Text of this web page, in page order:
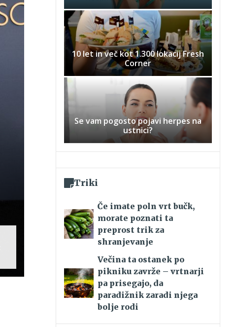
10 let in več kot 1.300 lokacij Fresh
Corner
Se vam pogosto pojavi herpes na
ustnici?
Triki
Če imate poln vrt bučk,
morate poznati ta
preprost trik za
shranjevanje
Večina ta ostanek po
pikniku zavrže – vrtnarji
pa prisegajo, da
paradižnik zaradi njega
bolje rodi